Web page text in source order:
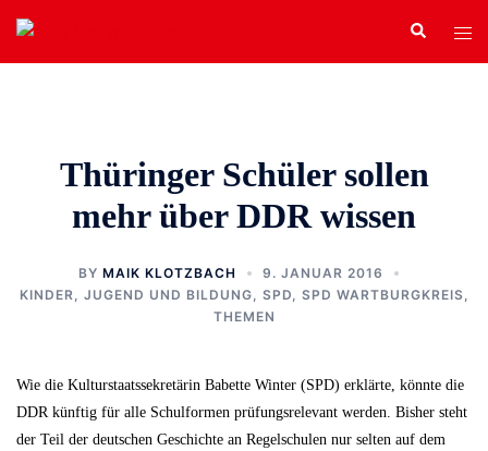
Zum
Inhalt
springen
Search
Thüringer Schüler sollen
mehr über DDR wissen
BY MAIK KLOTZBACH
9. JANUAR 2016
KINDER, JUGEND UND BILDUNG
SPD SPD WARTBURGKREIS
THEMEN
Wie die Kulturstaatssekretärin Babette Winter (SPD) erklärte, könnte die
DDR künftig für alle Schulformen prüfungsrelevant werden. Bisher steht
der Teil der deutschen Geschichte an Regelschulen nur selten auf dem